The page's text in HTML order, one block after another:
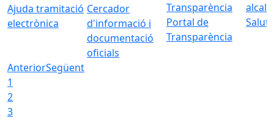
Ajuda tramitació
electrònica
Cercador
d'informació i
documentació
oficials
Portal de
Transparència
AnteriorSegüent
1
2
3